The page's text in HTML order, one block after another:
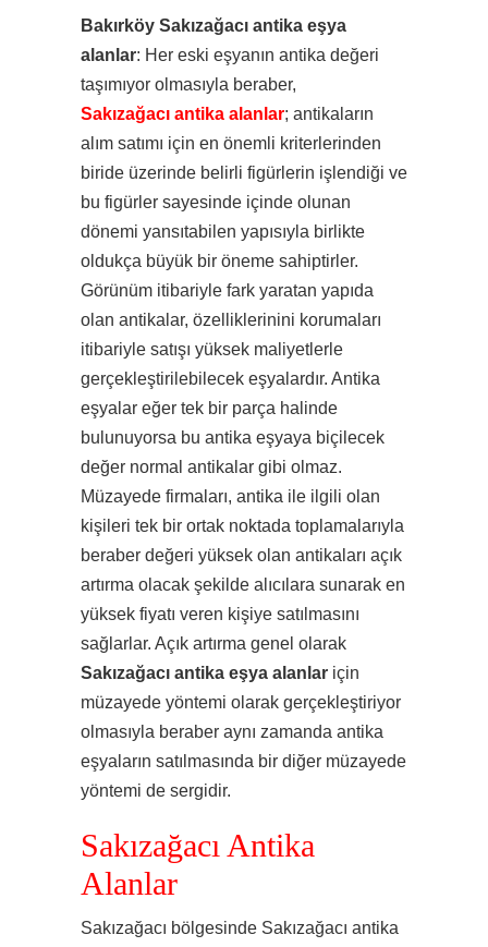
Bakırköy Sakızağacı antika eşya
alanlar: Her eski eşyanın antika değeri
taşımıyor olmasıyla beraber,
Sakızağacı antika alanlar; antikaların
alım satımı için en önemli kriterlerinden
biride üzerinde belirli figürlerin işlendiği ve
bu figürler sayesinde içinde olunan
dönemi yansıtabilen yapısıyla birlikte
oldukça büyük bir öneme sahiptirler.
Görünüm itibariyle fark yaratan yapıda
olan antikalar, özelliklerinini korumaları
itibariyle satışı yüksek maliyetlerle
gerçekleştirilebilecek eşyalardır. Antika
eşyalar eğer tek bir parça halinde
bulunuyorsa bu antika eşyaya biçilecek
değer normal antikalar gibi olmaz.
Müzayede firmaları, antika ile ilgili olan
kişileri tek bir ortak noktada toplamalarıyla
beraber değeri yüksek olan antikaları açık
artırma olacak şekilde alıcılara sunarak en
yüksek fiyatı veren kişiye satılmasını
sağlarlar. Açık artırma genel olarak
Sakızağacı antika eşya alanlar için
müzayede yöntemi olarak gerçekleştiriyor
olmasıyla beraber aynı zamanda antika
eşyaların satılmasında bir diğer müzayede
yöntemi de sergidir.
Sakızağacı Antika
Alanlar
Sakızağacı bölgesinde Sakızağacı antika